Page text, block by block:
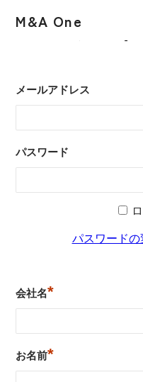
M&A One
パスワー
メールアドレス
パスワード
パスワード
会社名*
お名前*